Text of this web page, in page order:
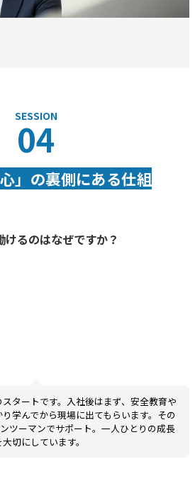
SESSION
04
」の裏側にある仕組
るのはなぜですか？
タートです。入社後はまず、安全教育や
学んでから現場に出てもらいます。その
ツーマンでサポート。一人ひとりの成長
切にしています。